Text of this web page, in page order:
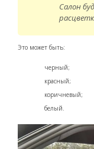
Салон
Это может быть:
черный;
красный;
коричневый;
белый.